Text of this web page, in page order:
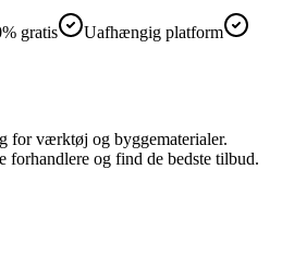
gratis
Uafhængig platform
for værktøj og byggematerialer.
forhandlere og find de bedste tilbud.